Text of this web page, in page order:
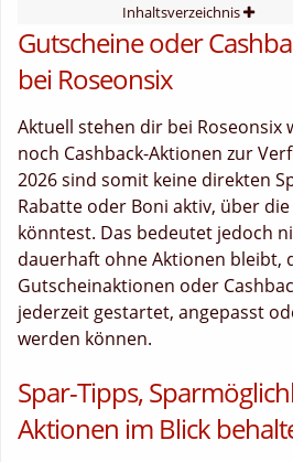
Inhaltsverzeichnis
Gutscheine oder
bei Roseonsix
Aktuell stehen dir bei Roseonsix
noch Cashback-Aktionen zur
2026 sind somit keine direkten
Rabatte oder Boni aktiv, über
könntest. Das bedeutet jedoch
dauerhaft ohne Aktionen bleibt,
Gutscheinaktionen oder
jederzeit gestartet, angepasst
werden können.
Spar-Tipps,
Aktionen im Blick